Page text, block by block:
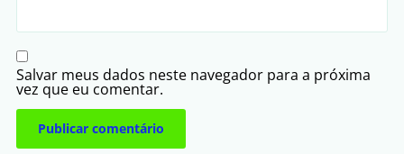
Salvar meus dados neste navegador para a próxima
vez que eu comentar.